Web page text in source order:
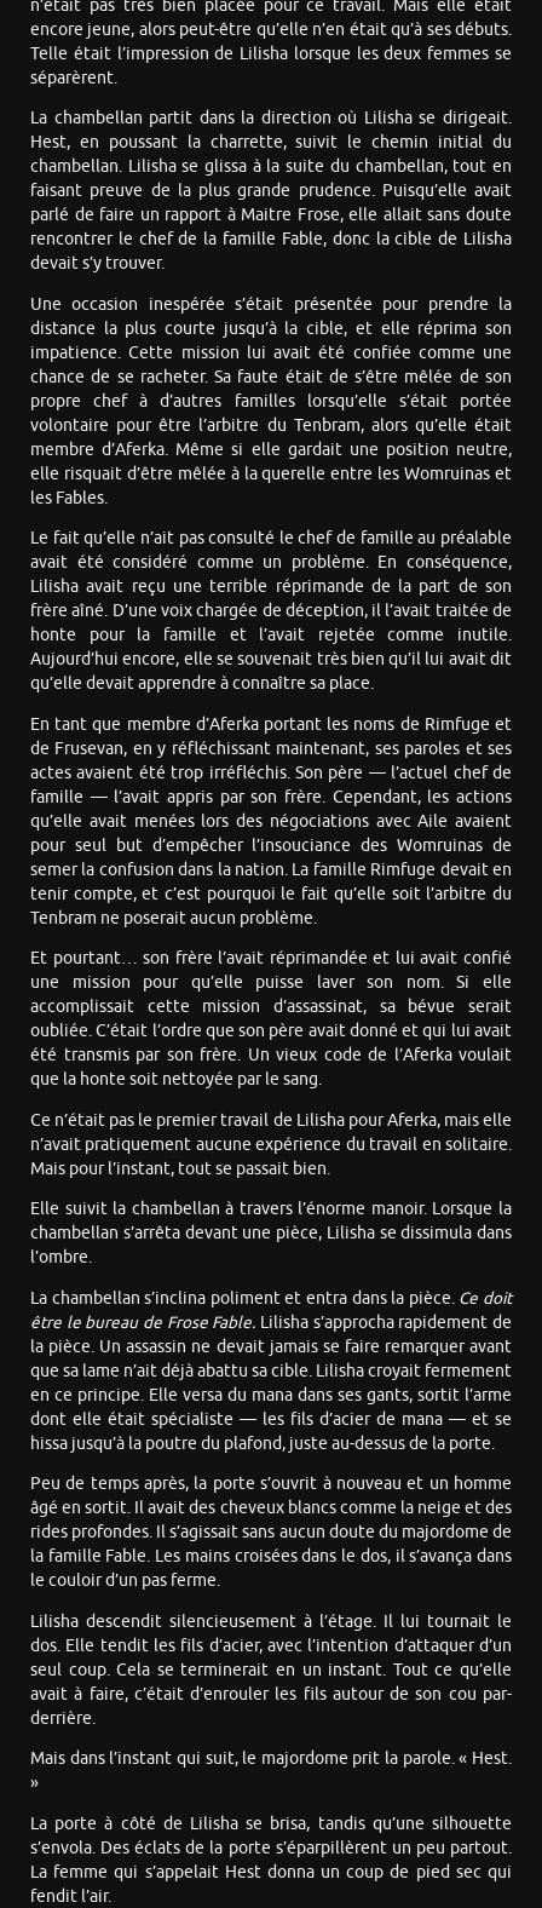
n’était pas très bien placée pour ce travail. Mais elle était
encore jeune, alors peut-être qu’elle n’en était qu’à ses débuts.
Telle était l’impression de Lilisha lorsque les deux femmes se
séparèrent.
La chambellan partit dans la direction où Lilisha se dirigeait.
Hest, en poussant la charrette, suivit le chemin initial du
chambellan. Lilisha se glissa à la suite du chambellan, tout en
faisant preuve de la plus grande prudence. Puisqu’elle avait
parlé de faire un rapport à Maitre Frose, elle allait sans doute
rencontrer le chef de la famille Fable, donc la cible de Lilisha
devait s’y trouver.
Une occasion inespérée s’était présentée pour prendre la
distance la plus courte jusqu’à la cible, et elle réprima son
impatience. Cette mission lui avait été confiée comme une
chance de se racheter. Sa faute était de s’être mêlée de son
propre chef à d’autres familles lorsqu’elle s’était portée
volontaire pour être l’arbitre du Tenbram, alors qu’elle était
membre d’Aferka. Même si elle gardait une position neutre,
elle risquait d’être mêlée à la querelle entre les Womruinas et
les Fables.
Le fait qu’elle n’ait pas consulté le chef de famille au préalable
avait été considéré comme un problème. En conséquence,
Lilisha avait reçu une terrible réprimande de la part de son
frère aîné. D’une voix chargée de déception, il l’avait traitée de
honte pour la famille et l’avait rejetée comme inutile.
Aujourd’hui encore, elle se souvenait très bien qu’il lui avait dit
qu’elle devait apprendre à connaître sa place.
En tant que membre d’Aferka portant les noms de Rimfuge et
de Frusevan, en y réfléchissant maintenant, ses paroles et ses
actes avaient été trop irréfléchis. Son père — l’actuel chef de
famille — l’avait appris par son frère. Cependant, les actions
qu’elle avait menées lors des négociations avec Aile avaient
pour seul but d’empêcher l’insouciance des Womruinas de
semer la confusion dans la nation. La famille Rimfuge devait en
tenir compte, et c’est pourquoi le fait qu’elle soit l’arbitre du
Tenbram ne poserait aucun problème.
Et pourtant… son frère l’avait réprimandée et lui avait confié
une mission pour qu’elle puisse laver son nom. Si elle
accomplissait cette mission d’assassinat, sa bévue serait
oubliée. C’était l’ordre que son père avait donné et qui lui avait
été transmis par son frère. Un vieux code de l’Aferka voulait
que la honte soit nettoyée par le sang.
Ce n’était pas le premier travail de Lilisha pour Aferka, mais elle
n’avait pratiquement aucune expérience du travail en solitaire.
Mais pour l’instant, tout se passait bien.
Elle suivit la chambellan à travers l’énorme manoir. Lorsque la
chambellan s’arrêta devant une pièce, Lilisha se dissimula dans
l’ombre.
La chambellan s’inclina poliment et entra dans la pièce. Ce doit
être le bureau de Frose Fable. Lilisha s’approcha rapidement de
la pièce. Un assassin ne devait jamais se faire remarquer avant
que sa lame n’ait déjà abattu sa cible. Lilisha croyait fermement
en ce principe. Elle versa du mana dans ses gants, sortit l’arme
dont elle était spécialiste — les fils d’acier de mana — et se
hissa jusqu’à la poutre du plafond, juste au-dessus de la porte.
Peu de temps après, la porte s’ouvrit à nouveau et un homme
âgé en sortit. Il avait des cheveux blancs comme la neige et des
rides profondes. Il s’agissait sans aucun doute du majordome de
la famille Fable. Les mains croisées dans le dos, il s’avança dans
le couloir d’un pas ferme.
Lilisha descendit silencieusement à l’étage. Il lui tournait le
dos. Elle tendit les fils d’acier, avec l’intention d’attaquer d’un
seul coup. Cela se terminerait en un instant. Tout ce qu’elle
avait à faire, c’était d’enrouler les fils autour de son cou par-
derrière.
Mais dans l’instant qui suit, le majordome prit la parole. « Hest.
»
La porte à côté de Lilisha se brisa, tandis qu’une silhouette
s’envola. Des éclats de la porte s’éparpillèrent un peu partout.
La femme qui s’appelait Hest donna un coup de pied sec qui
fendit l’air.